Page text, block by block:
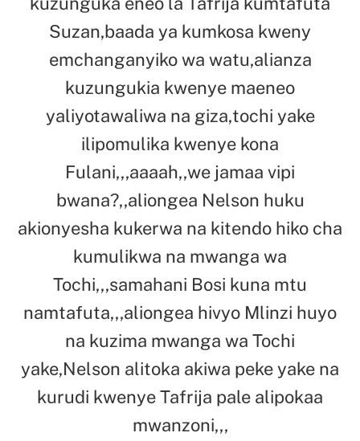
Suzan,baada ya kumkosa kweny
emchanganyiko wa watu,alianza
kuzungukia kwenye maeneo
yaliyotawaliwa na giza,tochi yake
ilipomulika kwenye kona
Fulani,,,aaaah,,we jamaa vipi
bwana?,,aliongea Nelson huku
akionyesha kukerwa na kitendo hiko cha
kumulikwa na mwanga wa
Tochi,,,samahani Bosi kuna mtu
namtafuta,,,aliongea hivyo Mlinzi huyo
na kuzima mwanga wa Tochi
yake,Nelson alitoka akiwa peke yake na
kurudi kwenye Tafrija pale alipokaa
mwanzoni,,,